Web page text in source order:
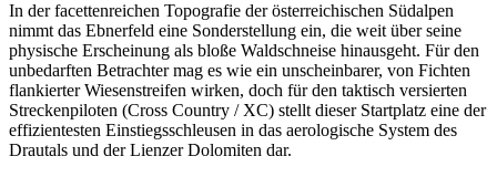
In der facettenreichen Topografie der österreichischen Südalpen
nimmt das Ebnerfeld eine Sonderstellung ein, die weit über seine
physische Erscheinung als bloße Waldschneise hinausgeht. Für den
unbedarften Betrachter mag es wie ein unscheinbarer, von Fichten
flankierter Wiesenstreifen wirken, doch für den taktisch versierten
Streckenpiloten (Cross Country / XC) stellt dieser Startplatz eine der
effizientesten Einstiegsschleusen in das aerologische System des
Drautals und der Lienzer Dolomiten dar.